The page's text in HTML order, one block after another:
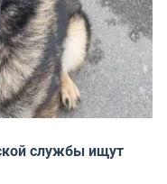
службы ищут